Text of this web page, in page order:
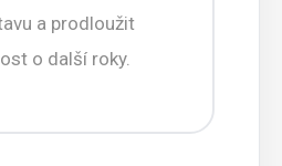
a prodloužit
o další roky.